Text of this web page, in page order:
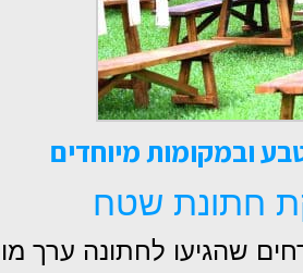
ובמקומות מיוחדים
חתונת שטח
שהגיעו לחתונה